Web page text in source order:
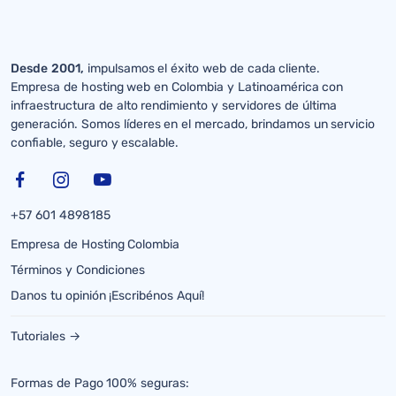
Desde 2001, impulsamos el éxito web de cada cliente.
Empresa de hosting web en Colombia y Latinoamérica con
infraestructura de alto rendimiento y servidores de última
generación. Somos líderes en el mercado, brindamos un servicio
confiable, seguro y escalable.
+57 601 4898185
Empresa de Hosting Colombia
Términos y Condiciones
Danos tu opinión ¡Escribénos Aquí!
Tutoriales →
Formas de Pago 100% seguras: